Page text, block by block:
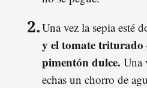
Una vez la sepia esté
y el tomate triturado
pimentón dulce. Una
echas un chorro de